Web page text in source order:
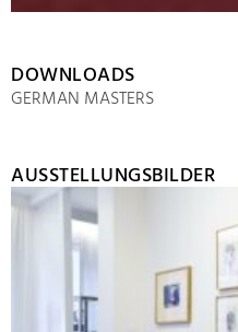
DOWNLOADS
GERMAN MASTERS
AUSSTELLUNGSBILDER